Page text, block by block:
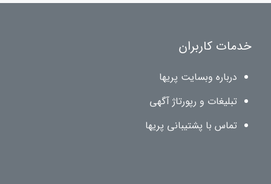
خدمات کاربران
درباره وبسایت پریها
تبلیغات و رپورتاژ آگهی
تماس با پشتیبانی پریها